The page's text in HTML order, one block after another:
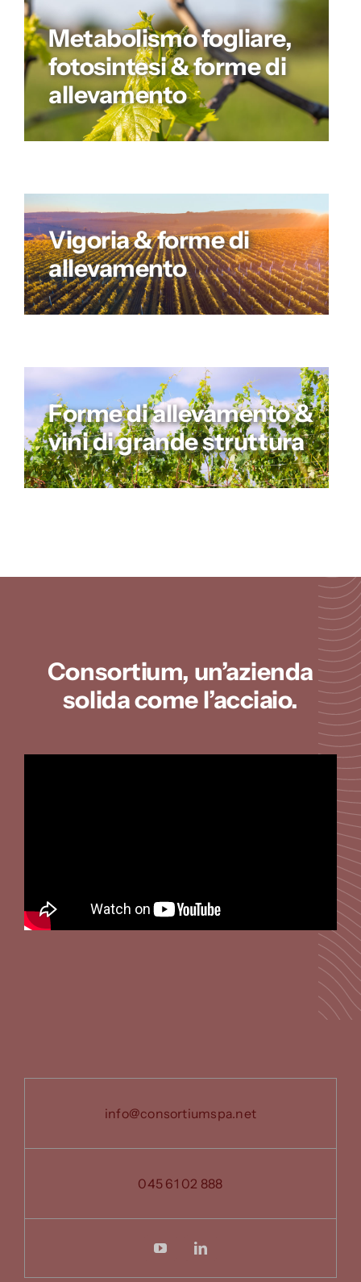
Metabolismo fogliare,
fotosintesi & forme di
allevamento
Vigoria & forme di
allevamento
Forme di allevamento &
vini di grande struttura
Consortium, un’azienda
solida come l’acciaio.
info@consortiumspa.net
045 61 02 888